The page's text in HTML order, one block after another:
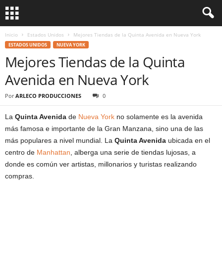
Inicio Estados Unidos Mejores Tiendas de la Quinta Avenida en Nueva York
ESTADOS UNIDOS NUEVA YORK
Mejores Tiendas de la Quinta
Avenida en Nueva York
Por ARLECO PRODUCCIONES 0
La Quinta Avenida de Nueva York no solamente es la avenida
más famosa e importante de la Gran Manzana, sino una de las
más populares a nivel mundial. La Quinta Avenida ubicada en el
centro de Manhattan , alberga una serie de tiendas lujosas, a
donde es común ver artistas, millonarios y turistas realizando
compras.